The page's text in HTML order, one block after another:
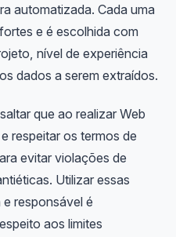
automatizada. Cada uma
e é escolhida com
nível de experiência
dados a serem extraídos.
que ao realizar Web
respeitar os termos de
evitar violações de
Utilizar essas
responsável é
aos limites